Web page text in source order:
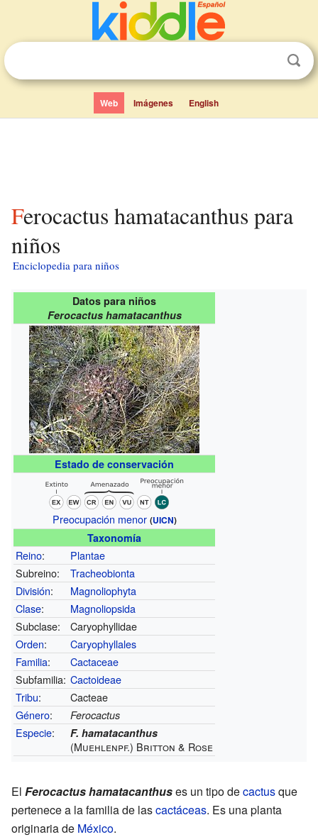
Web Imágenes English
Ferocactus hamatacanthus para
niños
Enciclopedia para niños
Datos para niños
Ferocactus hamatacanthus
Estado de conservación
Preocupación menor (UICN)
Taxonomía
Reino:
Plantae
Subreino:
Tracheobionta
División:
Magnoliophyta
Clase:
Magnoliopsida
Subclase:
Caryophyllidae
Orden:
Caryophyllales
Familia:
Cactaceae
Subfamilia: Cactoideae
Tribu:
Cacteae
Género: Ferocactus
Especie: F. hamatacanthus
(Muehlenpf.) Britton & Rose
El Ferocactus hamatacanthuses un tipo decactusque
pertenece a la familia de lascactáceas. Es una planta
originaria de México.